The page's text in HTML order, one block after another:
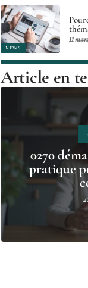
NEWS
11
Article en
0270
pratique